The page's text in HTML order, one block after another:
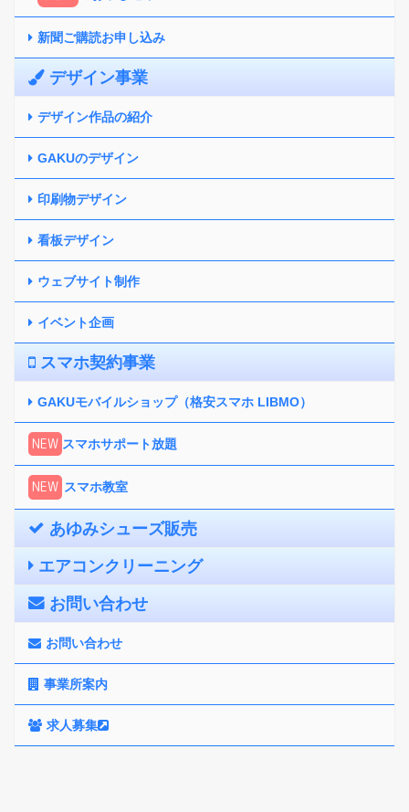
新聞ご購読お申し込み
デザイン事業
デザイン作品の紹介
GAKUのデザイン
印刷物デザイン
看板デザイン
ウェブサイト制作
イベント企画
スマホ契約事業
GAKUモバイルショップ（格安スマホ LIBMO）
NEW スマホサポート放題
NEW スマホ教室
あゆみシューズ販売
エアコンクリーニング
お問い合わせ
お問い合わせ
事業所案内
求人募集